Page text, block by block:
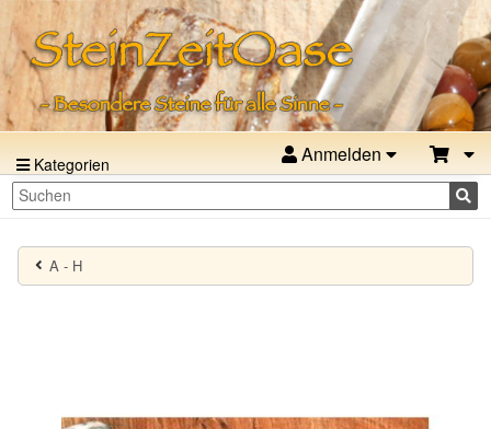
Kategorien Anmelden
A - H